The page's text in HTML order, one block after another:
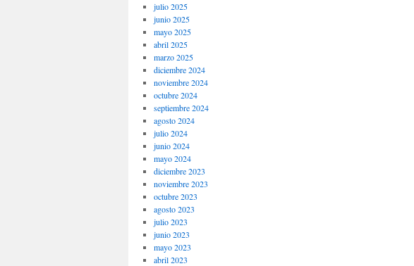
julio 2025
junio 2025
mayo 2025
abril 2025
marzo 2025
diciembre 2024
noviembre 2024
octubre 2024
septiembre 2024
agosto 2024
julio 2024
junio 2024
mayo 2024
diciembre 2023
noviembre 2023
octubre 2023
agosto 2023
julio 2023
junio 2023
mayo 2023
abril 2023